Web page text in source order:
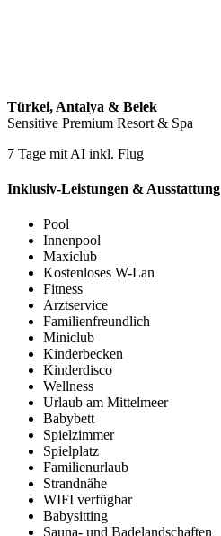
Türkei, Antalya & Belek
Sensitive Premium Resort & Spa
7 Tage mit AI inkl. Flug
Inklusiv-Leistungen & Ausstattung
Pool
Innenpool
Maxiclub
Kostenloses W-Lan
Fitness
Arztservice
Familienfreundlich
Miniclub
Kinderbecken
Kinderdisco
Wellness
Urlaub am Mittelmeer
Babybett
Spielzimmer
Spielplatz
Familienurlaub
Strandnähe
WIFI verfügbar
Babysitting
Sauna- und Badelandschaften